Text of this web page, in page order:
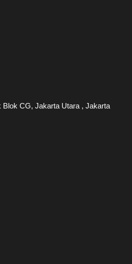
Blok CG, Jakarta Utara , Jakarta